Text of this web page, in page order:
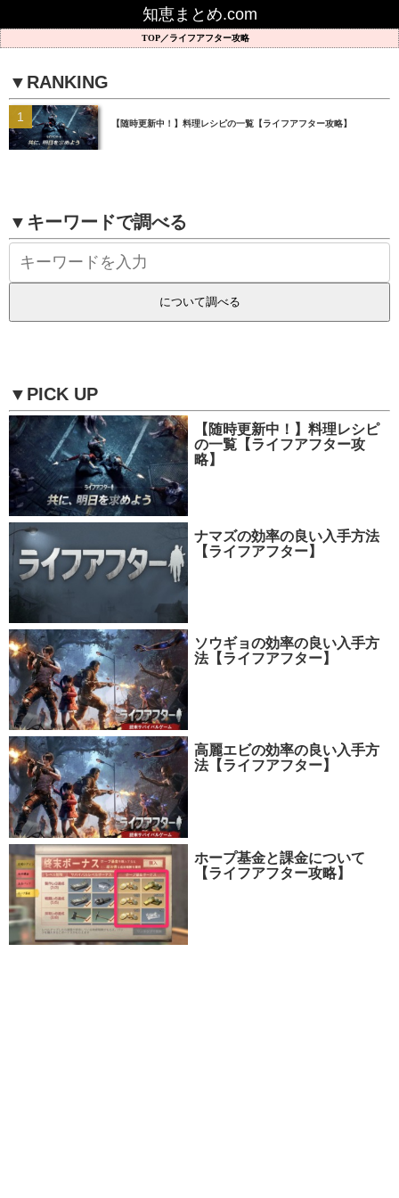
知恵まとめ.com
ライフアフター攻略
▼RANKING
【随時更新中！】料理レシピの一覧【ライフアフター攻略】
▼キーワードで調べる
▼PICK UP
【随時更新中！】料理レシピ
の一覧【ライフアフター攻
略】
ナマズの効率の良い入手方法
【ライフアフター】
ソウギョの効率の良い入手方
法【ライフアフター】
高麗エビの効率の良い入手方
法【ライフアフター】
ホープ基金と課金について
【ライフアフター攻略】